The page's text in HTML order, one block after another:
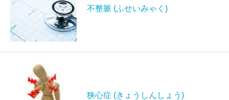
不整脈 (ふせいみゃく)
狭心症 (きょうしんしょう)